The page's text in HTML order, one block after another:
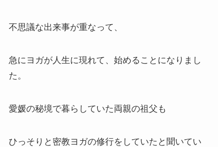
不思議な出来事が重なって、
急にヨガが人生に現れて、始めることになりまし
た。
愛媛の秘境で暮らしていた両親の祖父も
ひっそりと密教ヨガの修行をしていたと聞いてい